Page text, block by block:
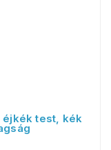
éjkék test, kék